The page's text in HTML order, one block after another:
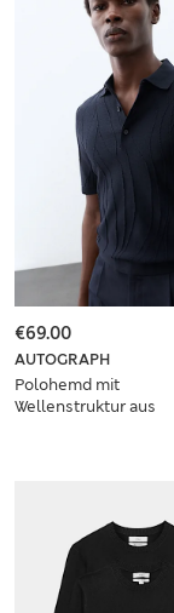
AUTOGRAPH
Polohemd mit
Wellenstruktur aus
€69.00